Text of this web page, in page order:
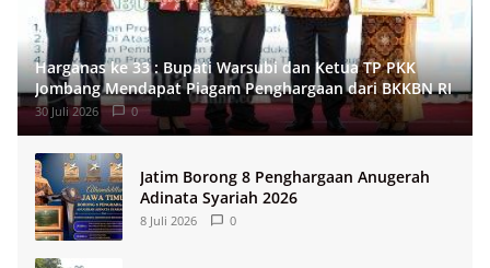
Harganas ke 33 : Bupati Warsubi dan Ketua TP PKK
Jombang Mendapat Piagam Penghargaan dari BKKBN RI
30 Juli 2026 0
Jatim Borong 8 Penghargaan Anugerah
Adinata Syariah 2026
8 Juli 2026 0